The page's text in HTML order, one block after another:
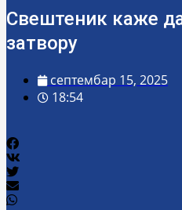
Свештеник каже
затвору
септембар 15, 2025
18:54